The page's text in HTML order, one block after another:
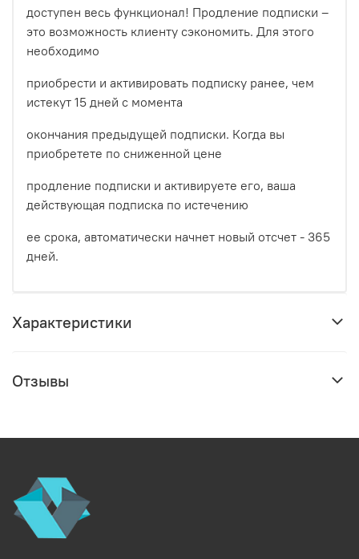
доступен весь функционал! Продление подписки –
это возможность клиенту сэкономить. Для этого
необходимо
приобрести и активировать подписку ранее, чем
истекут 15 дней с момента
окончания предыдущей подписки. Когда вы
приобретете по сниженной цене
продление подписки и активируете его, ваша
действующая подписка по истечению
ее срока, автоматически начнет новый отсчет - 365
дней.
Характеристики
Отзывы